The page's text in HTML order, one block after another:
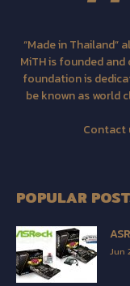
“Made in Thailand”
MiTH is founded and
foundation is
be known as world
Contact
POPULAR
Jun